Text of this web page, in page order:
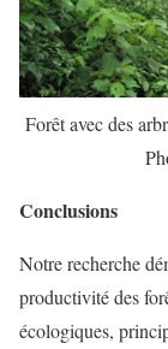
Forêt avec des
Conclusions
Notre recherche
productivité des
écologiques,